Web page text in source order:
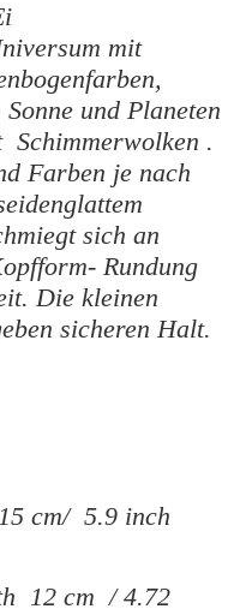
mit
und Planeten
.
Farben je nach
sich an
Rundung
Die kleinen
sicheren Halt.
cm/ 5.9 inch
12 cm / 4.72